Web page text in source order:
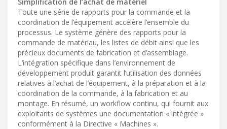
Toute une série de rapports pour la commande et la
coordination de l’équipement accélère l’ensemble du
processus. Le système génère des rapports pour la
commande de matériau, les listes de débit ainsi que les
précieux documents de fabrication et d’assemblage.
L’intégration spécifique dans l’environnement de
développement produit garantit l’utilisation des données
relatives à l’achat de l’équipement, à la préparation et à la
coordination de la commande, à la fabrication et au
montage. En résumé, un workflow continu, qui fournit aux
exploitants de systèmes une documentation « intégrée »
conformément à la Directive « Machines ».